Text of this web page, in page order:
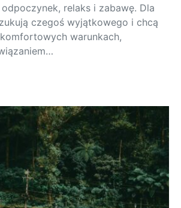
relaks i zabawę. Dla
czegoś wyjątkowego i chcą
warunkach,